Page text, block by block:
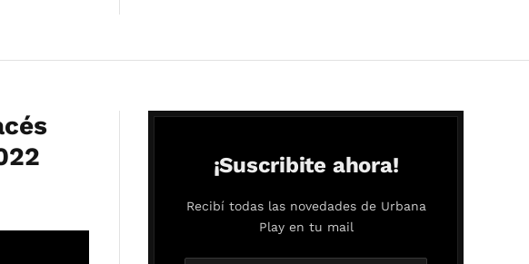
¡Suscribite ahora!
Recibí todas las novedades de Urbana
Play en tu mail